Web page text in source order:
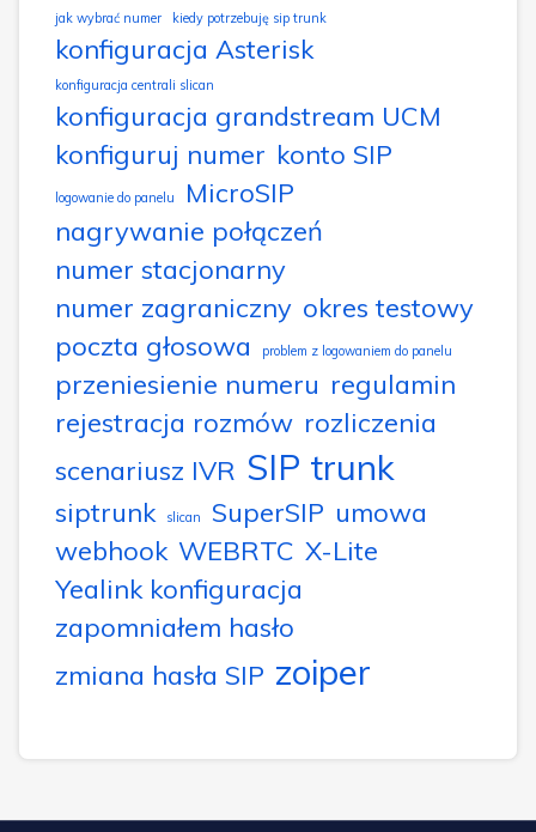
jak wybrać numer
kiedy potrzebuję sip trunk
konfiguracja Asterisk
konfiguracja centrali slican
konfiguracja grandstream UCM
konfiguruj numer konto SIP
logowanie do panelu
MicroSIP
nagrywanie połączeń
numer stacjonarny
numer zagraniczny okres testowy
poczta głosowa
problem z logowaniem do panelu
przeniesienie numeru regulamin
rejestracja rozmów rozliczenia
scenariusz IVR SIP trunk
siptrunk slican SuperSIP umowa
webhook WEBRTC X-Lite
Yealink konfiguracja
zapomniałem hasło
zmiana hasła SIP zoiper